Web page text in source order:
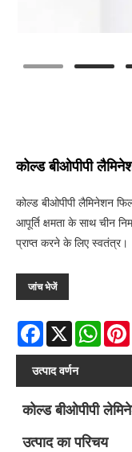
कोल्ड बीओपीपी
कोल्ड बीओपीपी लैमिनेशन
आपूर्ति क्षमता के साथ चीन
प्राप्त करने के लिए स्वतंत्र।
जांच भेजें
Facebook
X
उत्पाद वर्णन
कोल्ड बीओपीपी
उत्पाद का परिचय